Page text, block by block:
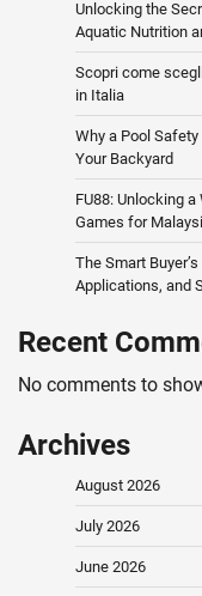
Unlocking the
Aquatic Nutrition
Scopri come
in Italia
Why a Pool
Your Backyard
FU88: Unlocking
Games for
The Smart
Applications, and
Recent
No comments to
Archives
August 2026
July 2026
June 2026